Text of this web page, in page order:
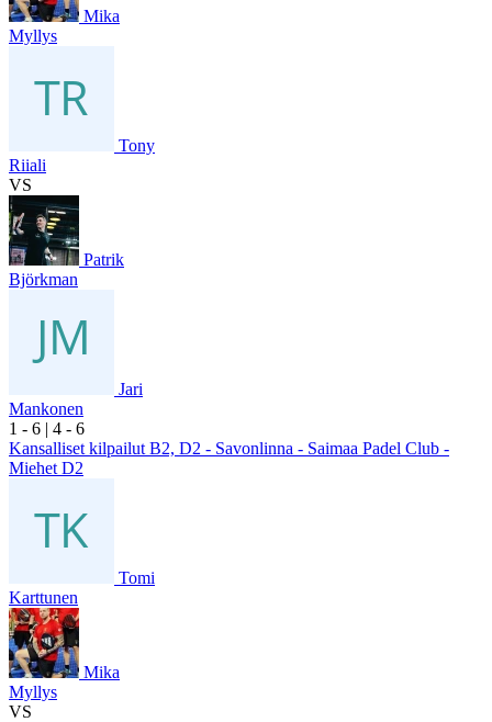
Mika
Myllys
Tony
Riiali
VS
Patrik
Björkman
Jari
Mankonen
1 - 6 | 4 - 6
Kansalliset kilpailut B2, D2 - Savonlinna - Saimaa Padel Club -
Miehet D2
Tomi
Karttunen
Mika
Myllys
VS